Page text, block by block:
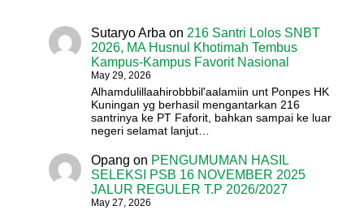
Sutaryo Arba on 216 Santri Lolos SNBT
2026, MA Husnul Khotimah Tembus
Kampus-Kampus Favorit Nasional
May 29, 2026
Alhamdulillaahirobbbil'aalamiin unt Ponpes HK
Kuningan yg berhasil mengantarkan 216
santrinya ke PT Faforit, bahkan sampai ke luar
negeri selamat lanjut…
Opang on PENGUMUMAN HASIL
SELEKSI PSB 16 NOVEMBER 2025
JALUR REGULER T.P 2026/2027
May 27, 2026